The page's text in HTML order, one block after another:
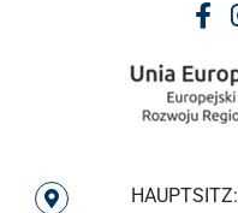
HAUPTSITZ: